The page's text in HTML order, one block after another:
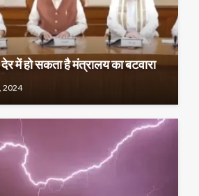
में हो सकता है मंत्रालय का बटवारा
2024